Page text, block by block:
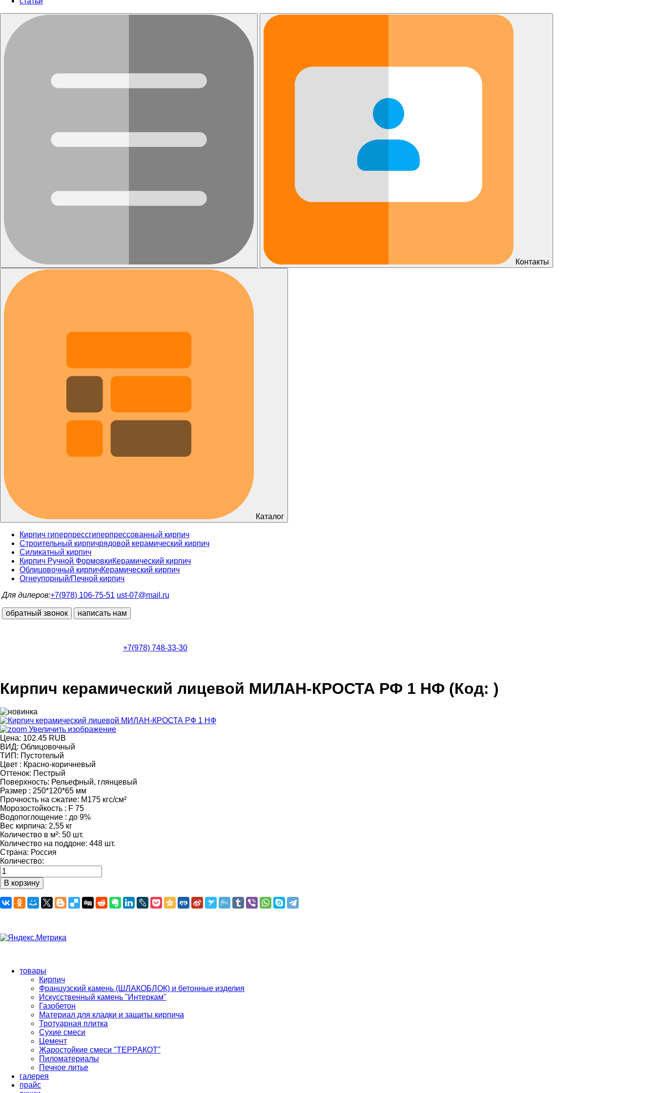
Контакты
Каталог
Кирпич гиперпрессгиперпрессованный кирпич
Строительный кирпичрядовой керамический кирпич
Силикатный кирпич
Кирпич Ручной ФормовкиКерамический кирпич
Облицовочный кирпичКерамический кирпич
Огнеупорный/Печной кирпич
Для дилеров:+7(978) 106-75-51 ust-07@mail.ru
обратный звонок написать нам
+7(978) 748-33-30
Кирпич керамический лицевой МИЛАН-КРОСТА РФ 1 НФ (Код: )
Увеличить изображение
Цена: 102.45 RUB
ВИД: Облицовочный
ТИП : Пустотелый
Цвет : Красно-коричневый
Оттенок: Пестрый
Поверхность: Рельефный, глянцевый
Размер : 250*120*65 мм
Прочность на сжатие: М175 кгс/см²
Морозостойкость : F 75
Водопоглощение : до 9%
Вес кирпича: 2,55 кг
Количество в м²: 50 шт.
Количество на поддоне: 448 шт.
Страна: Россия
Количество:
товары
Кирпич
Французский камень (ШЛАКОБЛОК) и бетонные изделия
Искусственный камень "Интеркам"
Газобетон
Материал для кладки и защиты кирпича
Тротуарная плитка
Сухие смеси
Цемент
Жаростойкие смеси "ТЕРРАКОТ"
Пиломатериалы
Печное литье
галерея
прайс